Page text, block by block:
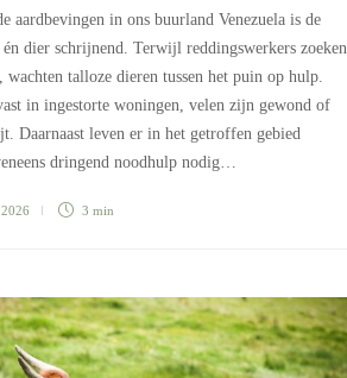
aardbevingen in ons buurland Venezuela is de
dier schrijnend. Terwijl reddingswerkers zoeken
wachten talloze dieren tussen het puin op hulp.
in ingestorte woningen, velen zijn gewond of
Daarnaast leven er in het getroffen gebied
dringend noodhulp nodig…
3 min